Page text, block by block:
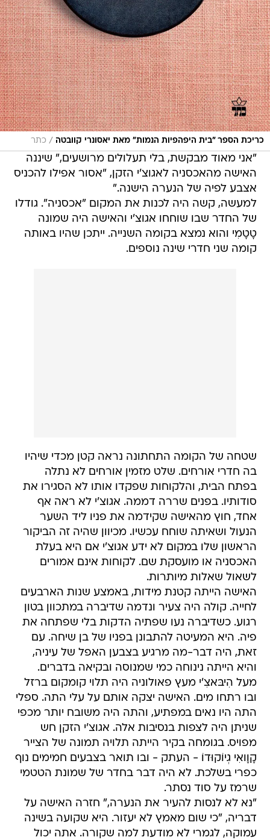
כריכת הספר "בית היפהפיות הנמות" מאת יאסונרי קוובטה / כתר
"אני מאוד מבקשת, בלי תעלולים מרושעים," שיננה
האישה מהאכסניה לאגוצ'י הזקן, "אסור אפילו להכניס
אצבע לפיה של הנערה הישנה."
למעשה, קשה היה לכנות את המקום "אכסניה". גודלו
של החדר שבו שוחחו אגוצ'י והאישה היה שמונה
טָטָמִי והוא נמצא בקומה השנייה. ייתכן שהיו באותה
קומה שני חדרי שינה נוספים.
שטחה של הקומה התחתונה נראה קטן מכדי שיהיו
בה חדרי אורחים. שלט מזמין אורחים לא נתלה
בפתח הבית, והלקוחות שפקדו אותו לא הסגירו את
סודותיו. בפנים שררה דממה. אגוצ'י לא ראה אף
אחד, חוץ מהאישה שקידמה את פניו ליד השער
הנעול ושאיתה שוחח עכשיו. מכיוון שהיה זה הביקור
הראשון שלו במקום לא ידע אגוצ'י אם היא בעלת
האכסניה או מועסקת שם. לקוחות אינם אמורים
לשאול שאלות מיותרות.
האישה הייתה קטנת מידות, באמצע שנות הארבעים
לחייה. קולה היה צעיר ונדמה שדיברה במתכוון בטון
רגוע. כשדיברה נעו שפתיה הדקות בלי שפתחה את
פיה. היא המעיטה להתבונן בפניו של בן שיחה. עם
זאת, היה דבר-מה מרגיע בצבען האפל של עיניה,
והיא הייתה נינוחה כמי שמנוסה ובקיאה בדברים.
מעל הִיבּאצִ'י מעץ פאולוניה היה תלוי קומקום ברזל
ובו רתחו מים. האישה יצקה אותם על עלי התה. ספלי
התה היו נאים במפתיע, והתה היה משובח יותר מכפי
שניתן היה לצפות בנסיבות אלה. אגוצ'י הזקן חש
מפויס. בגומחה בקיר הייתה תלויה תמונה של הצייר
קָוָואִי גְיוֹקוּדוֹ - העתק - ובו תואר בצבעים חמימים נוף
כפרי בשלכת. לא היה דבר בחדר של שמונת הטטמי
שרמז על סוד נסתר.
"נא לא לנסות להעיר את הנערה," חזרה האישה על
דבריה, "כי שום מאמץ לא יעזור. היא שקועה בשינה
עמוקה, לגמרי לא מודעת למה שקורה. אתה יכול